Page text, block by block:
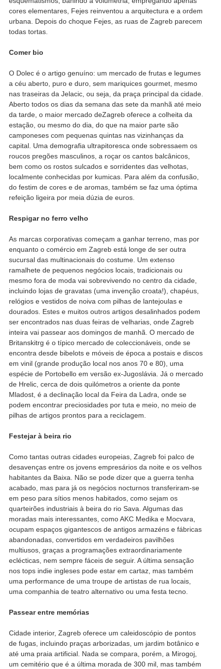
cores elementares, Fejes reinventou a arquitectura e a ordem
urbana. Depois do choque Fejes, as ruas de Zagreb parecem
todas tortas.
Comer bio
O Dolec é o artigo genuíno: um mercado de frutas e legumes
a céu aberto, puro e duro, sem mariquices gourmet, mesmo
nas traseiras da Jelacic, ou seja, da praça principal da cidade.
Aberto todos os dias da semana das sete da manhã até meio
da tarde, o maior mercado deZagreb oferece a colheita da
estação, ou mesmo do dia, do que na maior parte são
camponeses com pequenas quintas nas vizinhanças da
capital. Uma demografia ultrapitoresca onde sobressaem os
roucos pregões masculinos, a roçar os cantos balcânicos,
bem como os rostos sulcados e sorridentes das velhotas,
localmente conhecidas por kumicas. Para além da confusão,
do festim de cores e de aromas, também se faz uma óptima
refeição ligeira por meia dúzia de euros.
Respigar no ferro velho
As marcas corporativas começam a ganhar terreno, mas por
enquanto o comércio em Zagreb está longe de ser outra
sucursal das multinacionais do costume. Um extenso
ramalhete de pequenos negócios locais, tradicionais ou
mesmo fora de moda vai sobrevivendo no centro da cidade,
incluindo lojas de gravatas (uma invenção croata!), chapéus,
relógios e vestidos de noiva com pilhas de lantejoulas e
dourados. Estes e muitos outros artigos desalinhados podem
ser encontrados nas duas feiras de velharias, onde Zagreb
inteira vai passear aos domingos de manhã. O mercado de
Britanskitrg é o típico mercado de coleccionáveis, onde se
encontra desde bibelots e móveis de época a postais e discos
em vinil (grande produção local nos anos 70 e 80), uma
espécie de Portobello em versão ex-Jugoslávia. Já o mercado
de Hrelic, cerca de dois quilómetros a oriente da ponte
Mladost, é a declinação local da Feira da Ladra, onde se
podem encontrar preciosidades por tuta e meio, no meio de
pilhas de artigos prontos para a reciclagem.
Festejar à beira rio
Como tantas outras cidades europeias, Zagreb foi palco de
desavenças entre os jovens empresários da noite e os velhos
habitantes da Baixa. Não se pode dizer que a guerra tenha
acabado, mas para já os negócios nocturnos transferiram-se
em peso para sítios menos habitados, como sejam os
quarteirões industriais à beira do rio Sava. Algumas das
moradas mais interessantes, como AKC Medika e Mocvara,
ocupam espaços gigantescos de antigos armazéns e fábricas
abandonadas, convertidos em verdadeiros pavilhões
multiusos, graças a programações extraordinariamente
eclécticas, nem sempre fáceis de seguir. A última sensação
nos tops indie ingleses pode estar em cartaz, mas também
uma performance de uma troupe de artistas de rua locais,
uma companhia de teatro alternativo ou uma festa tecno.
Passear entre memórias
Cidade interior, Zagreb oferece um caleidoscópio de pontos
de fugas, incluindo praças arborizadas, um jardim botânico e
até uma praia artificial. Nada se compara, porém, a Mirogoj,
um cemitério que é a última morada de 300 mil, mas também